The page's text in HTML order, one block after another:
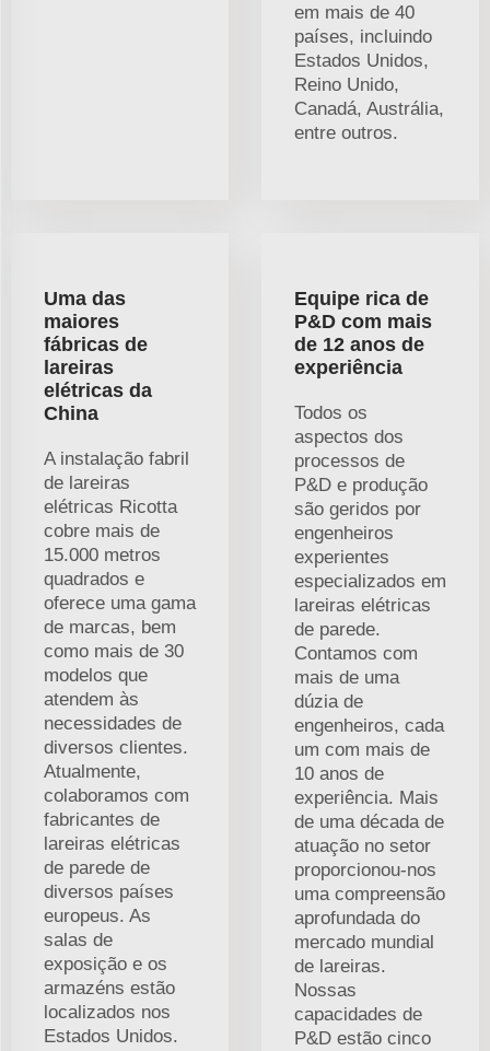
em mais de 40
países, incluindo
Estados Unidos,
Reino Unido,
Canadá, Austrália,
entre outros.
Uma das
maiores
fábricas de
lareiras
elétricas da
China
A instalação fabril
de lareiras
elétricas Ricotta
cobre mais de
15.000 metros
quadrados e
oferece uma gama
de marcas, bem
como mais de 30
modelos que
atendem às
necessidades de
diversos clientes.
Atualmente,
colaboramos com
fabricantes de
lareiras elétricas
de parede de
diversos países
europeus. As
salas de
exposição e os
armazéns estão
localizados nos
Estados Unidos.
Equipe rica de
P&D com mais
de 12 anos de
experiência
Todos os
aspectos dos
processos de
P&D e produção
são geridos por
engenheiros
experientes
especializados em
lareiras elétricas
de parede.
Contamos com
mais de uma
dúzia de
engenheiros, cada
um com mais de
10 anos de
experiência. Mais
de uma década de
atuação no setor
proporcionou-nos
uma compreensão
aprofundada do
mercado mundial
de lareiras.
Nossas
capacidades de
P&D estão cinco